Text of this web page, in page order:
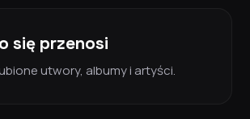
się przenosi
utwory, albumy i artyści.